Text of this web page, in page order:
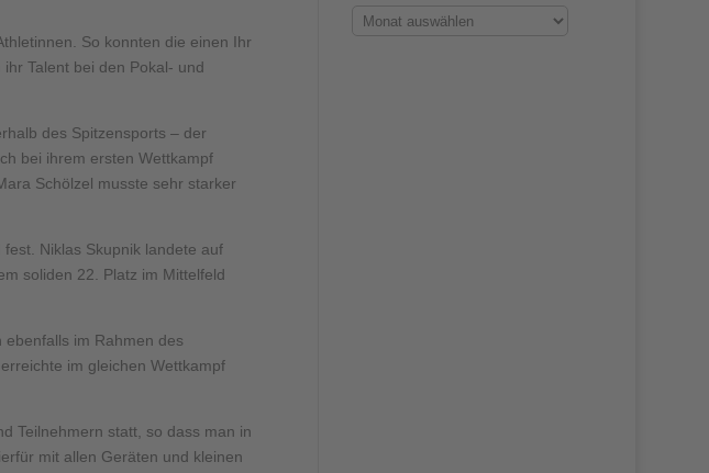
So konnten die einen Ihr
Talent bei den Pokal- und
des Spitzensports – der
bei ihrem ersten Wettkampf
Schölzel musste sehr starker
Niklas Skupnik landete auf
soliden 22. Platz im Mittelfeld
im Rahmen des
im gleichen Wettkampf
Teilnehmern statt, so dass man in
mit allen Geräten und kleinen